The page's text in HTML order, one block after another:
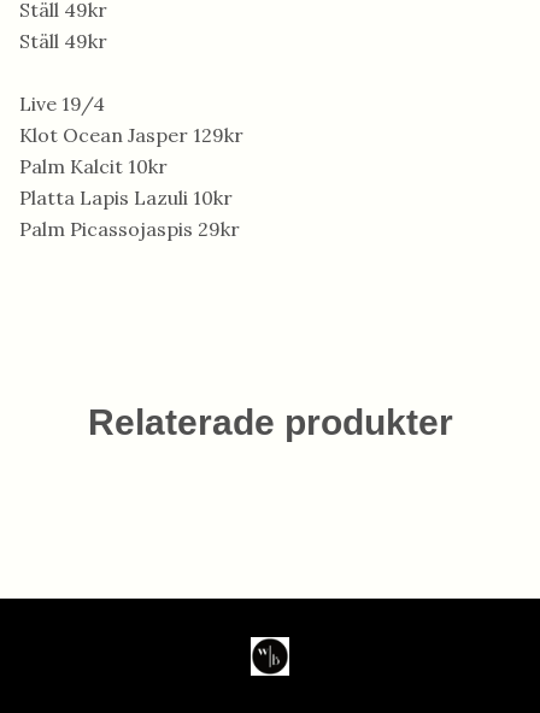
Ställ 49kr
Ställ 49kr
Live 19/4
Klot Ocean Jasper 129kr
Palm Kalcit 10kr
Platta Lapis Lazuli 10kr
Palm Picassojaspis 29kr
Relaterade produkter